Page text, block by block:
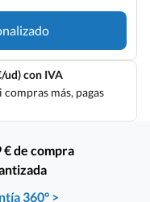
ud) con IVA
más, pagas
€ de compra
360° >